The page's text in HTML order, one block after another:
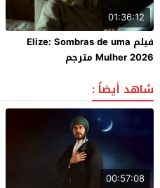
01:36:12
فيلم Elize: Sombras de uma
Mulher 2026 مترجم
شاهد أيضاً :
00:57:08